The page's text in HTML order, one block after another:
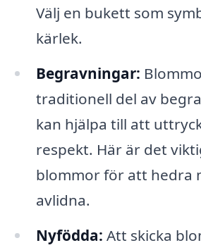
Välj en bukett som
kärlek.
Begravningar:
traditionell del av
kan hjälpa till att
respekt. Här är det
blommor för att hedra
avlidna.
Nyfödda: Att skicka